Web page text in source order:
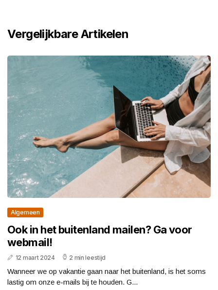
Vergelijkbare Artikelen
Algemeen
Ook in het buitenland mailen? Ga voor
webmail!
12 maart 2024 2 min leestijd
Wanneer we op vakantie gaan naar het buitenland, is het soms
lastig om onze e-mails bij te houden. G...